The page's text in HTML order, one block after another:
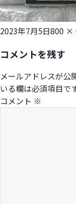
投
日:
2023年7月5日フ
サ
ズ
800 ×
コメントを残す
メールアドレスが公
いる欄は必須項目で
コメント ※